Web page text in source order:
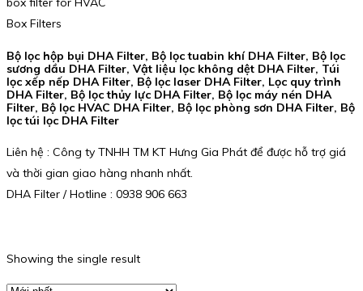
Box Filters
Bộ lọc hộp bụi DHA Filter, Bộ lọc tuabin khí DHA Filter, Bộ lọc
sương dầu DHA Filter, Vật liệu lọc không dệt DHA Filter, Túi
lọc xếp nếp DHA Filter, Bộ lọc laser DHA Filter, Lọc quy trình
DHA Filter, Bộ lọc thủy lực DHA Filter, Bộ lọc máy nén DHA
Filter, Bộ lọc HVAC DHA Filter, Bộ lọc phòng sơn DHA Filter, Bộ
lọc túi lọc DHA Filter
Liên hệ : Công ty TNHH TM KT Hưng Gia Phát để được hỗ trợ giá
và thời gian giao hàng nhanh nhất.
DHA Filter / Hotline : 0938 906 663
Showing the single result